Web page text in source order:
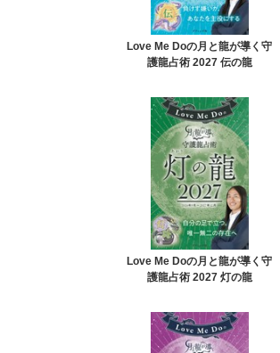
Love Me Doの月と龍が導く守
護龍占術 2027 伝の龍
Love Me Doの月と龍が導く守
護龍占術 2027 灯の龍